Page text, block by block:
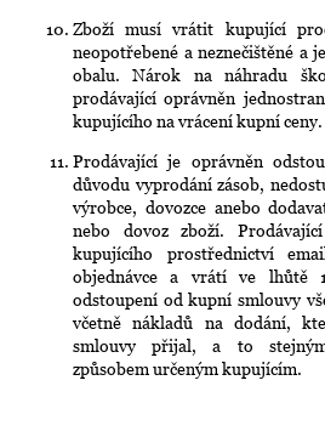
Zboží musí vrátit kupující
neopotřebené a neznečištěné a
obalu. Nárok na náhradu
prodávající oprávněn
kupujícího na vrácení kupní ceny.
Prodávající je oprávněn
důvodu vyprodání zásob,
výrobce, dovozce anebo
nebo dovoz zboží.
kupujícího prostřednictví
objednávce a vrátí ve lhůtě
odstoupení od kupní smlouvy
včetně nákladů na dodání,
smlouvy přijal, a to
způsobem určeným kupujícím.